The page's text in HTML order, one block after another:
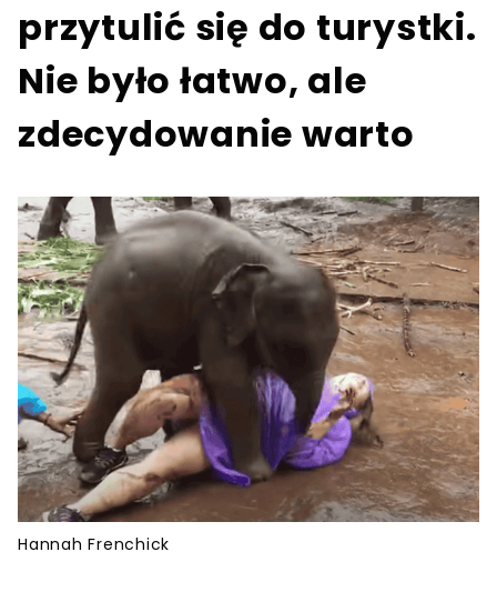
przytulić się do turystki.
Nie było łatwo, ale
zdecydowanie warto
Hannah Frenchick